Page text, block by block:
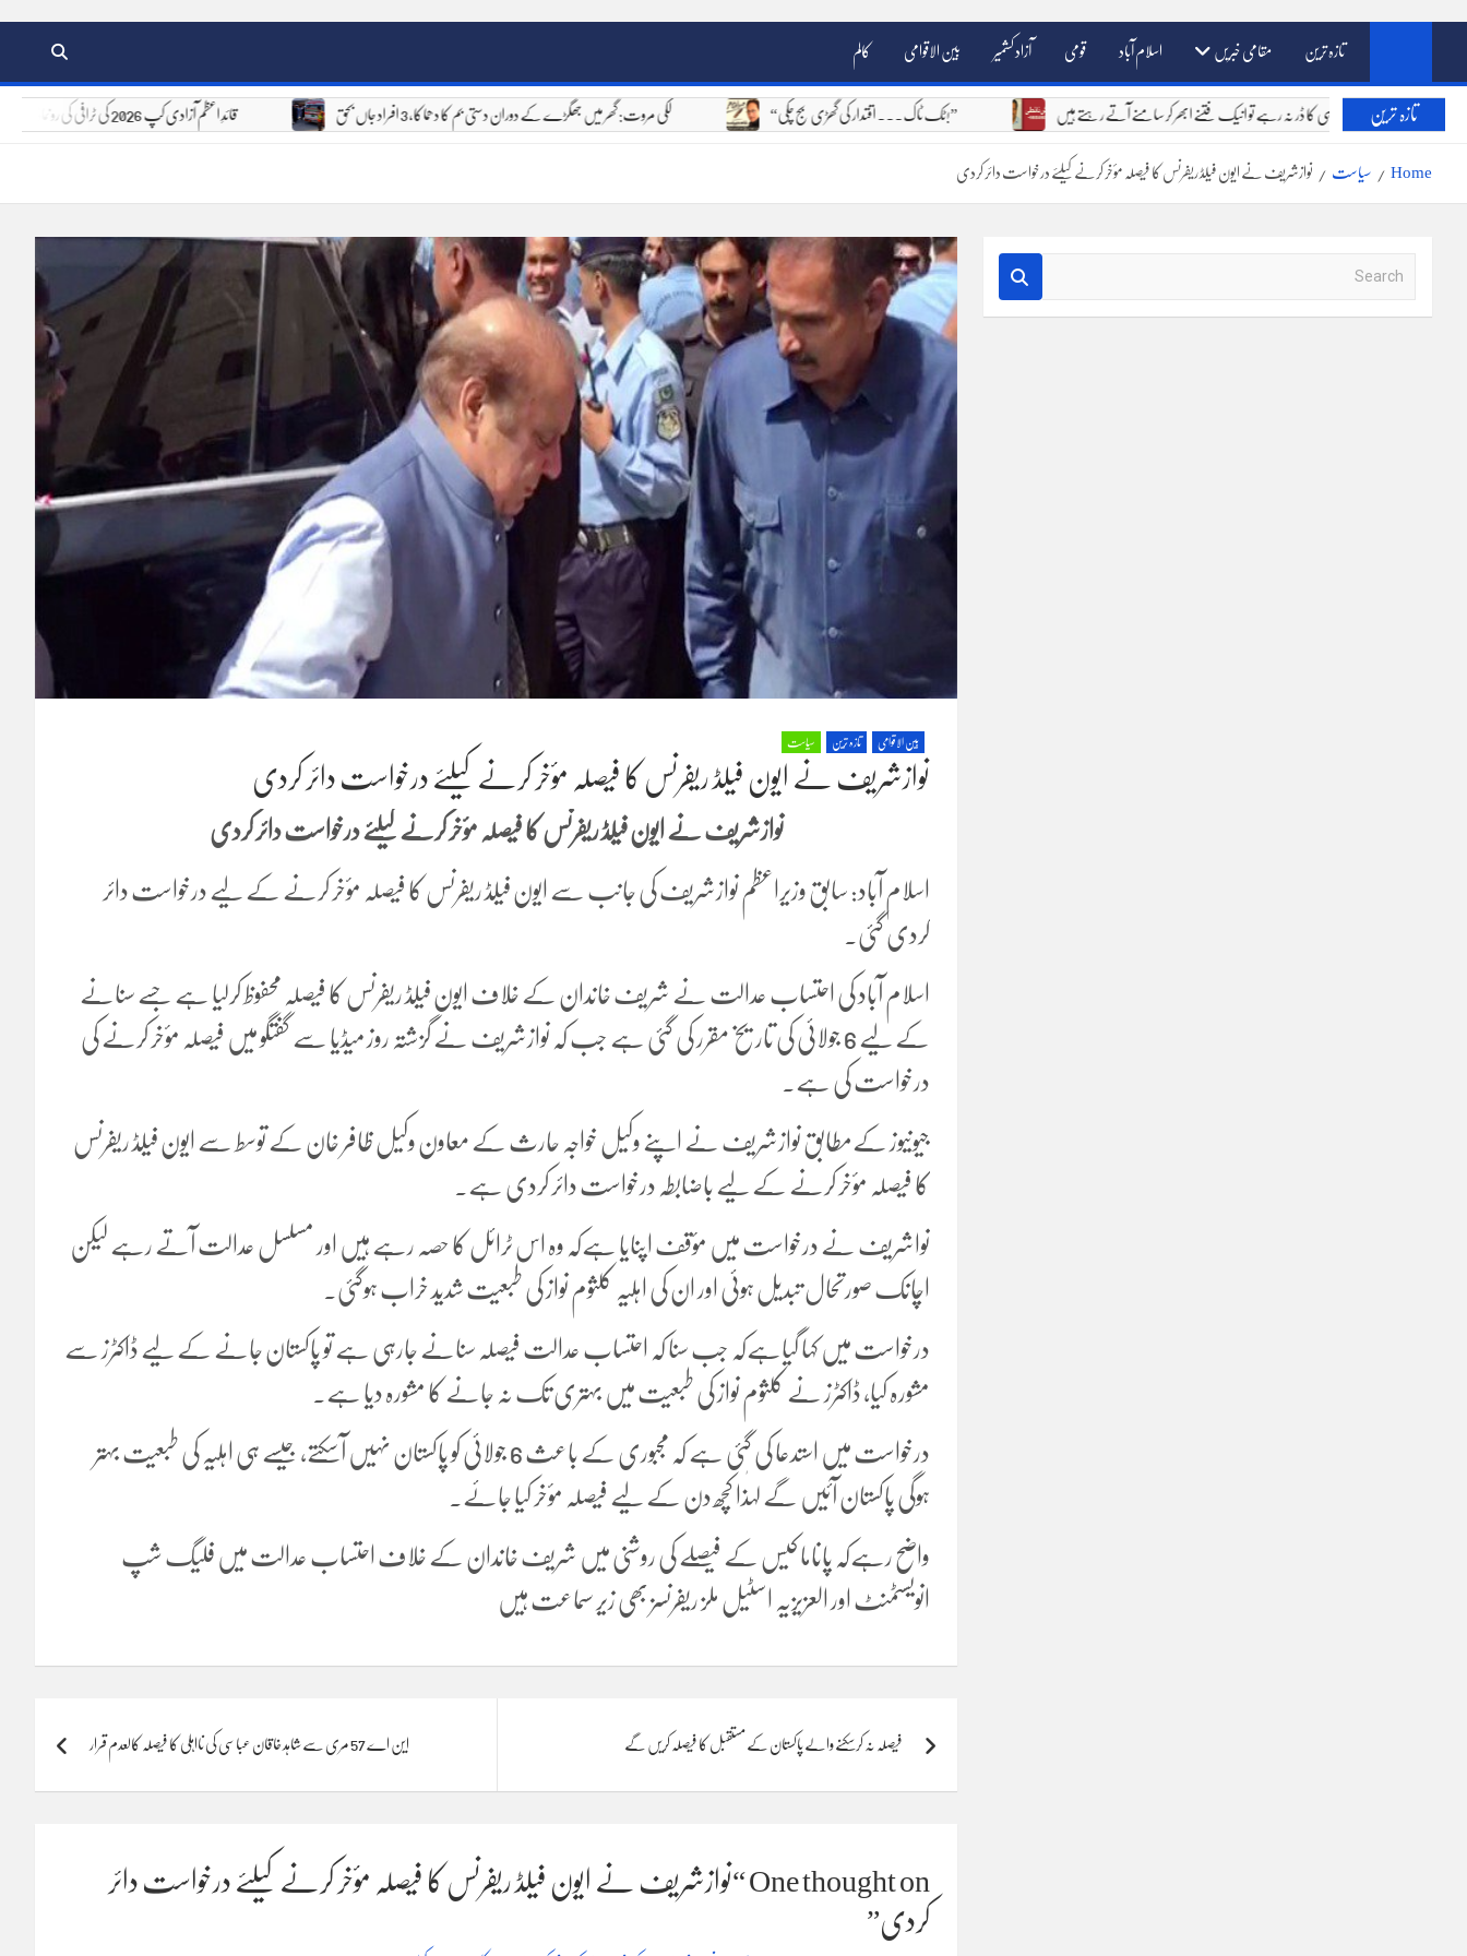
تازہ ترین مقامی خبریں اسلام آباد قومی آزاد کشمیر بین الاقوامی کالم
تازہ ترین قائدِ اعظم آزادی کپ 2026 کی ٹرافی کی رونمائی، 6 اور 7 اگست کو 8 ٹیمیں مدمقابل ہوں گی لکی مروت: گھر میں جھگڑے کے دوران دستی بم کا دھماکا، 3 افراد جاں بحق خالق دو جہاں کے سامنے جواب دہی کا ڈر نہ رہے تو انیک فتنے ابھر کر سامنے آتے رہتے ہیں
Home سیاست نوازشریف نے ایون فیلڈ ریفرنس کا فیصلہ مؤخر کرنے کیلئے درخواست دائر کردی
بین الاقوامی تازہ ترین سیاست
نوازشریف نے ایون فیلڈ ریفرنس کا فیصلہ مؤخر کرنے کیلئے درخواست دائر کردی
نوازشریف نے ایون فیلڈ ریفرنس کا فیصلہ مؤخر کرنے کیلئے درخواست دائر کردی
اسلام آباد: سابق وزیراعظم نوازشریف کی جانب سے ایون فیلڈ ریفرنس کا فیصلہ مؤخر کرنے کے لیے درخواست دائر
کردی گئی۔
اسلام آباد کی احتساب عدالت نے شریف خاندان کے خلاف ایون فیلڈ ریفرنس کا فیصلہ محفوظ کرلیا ہے جسے سنانے
کے لیے 6 جولائی کی تاریخ مقرر کی گئی ہے جب کہ نوازشریف نے گزشتہ روز میڈیا سے گفتگو میں فیصلہ مؤخر کرنے کی
درخواست کی ہے۔
جیونیوز کےمطابق نوازشریف نے اپنے وکیل خواجہ حارث کے معاون وکیل ظافر خان کے توسط سے ایون فیلڈ ریفرنس
کا فیصلہ مؤخر کرنے کے لیے باضابطہ درخواست دائر کردی ہے۔
نواشریف نے درخواست میں مؤقف اپنایا ہےکہ وہ اس ٹرائل کا حصہ رہے ہیں اور مسلسل عدالت آتے رہے لیکن
اچانک صورتحال تبدیل ہوئی اور ان کی اہلیہ کلثوم نواز کی طبعیت شدید خراب ہوگئی۔
درخواست میں کہا گیاہےکہ جب سنا کہ احتساب عدالت فیصلہ سنانے جارہی ہے تو پاکستان جانے کے لیے ڈاکٹرز سے
مشورہ کیا، ڈاکٹرز نے کلثوم نواز کی طبعیت میں بہتری تک نہ جانے کا مشورہ دیا ہے۔
درخواست میں استدعا کی گئی ہے کہ مجبوری کے باعث 6 جولائی کو پاکستان نہیں آسکتے، جیسے ہی اہلیہ کی طبعیت بہتر
ہوگی پاکستان آئیں گے لہٰذا کچھ دن کے لیے فیصلہ مؤخر کیا جائے۔
واضح رہےکہ پاناما کیس کے فیصلے کی روشنی میں شریف خاندان کے خلاف احتساب عدالت میں فلیگ شپ
انویسٹمنٹ اور العزیزیہ اسٹیل ملز ریفرنسز بھی زیر سماعت ہیں
navigation
فیصلہ نہ کرسکنے والے پاکستان کے مستقبل کا فیصلہ کریں گے این اے 57 مری سے شاہد خاقان عباسی کی نااہلی کا فیصلہ کالعدم قرار
One thought on “
نوازشریف نے ایون فیلڈ ریفرنس کا فیصلہ مؤخر کرنے کیلئے درخواست دائر
کردی”
a